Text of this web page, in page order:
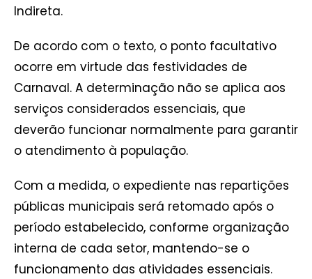
Indireta.
De acordo com o texto, o ponto facultativo
ocorre em virtude das festividades de
Carnaval. A determinação não se aplica aos
serviços considerados essenciais, que
deverão funcionar normalmente para garantir
o atendimento à população.
Com a medida, o expediente nas repartições
públicas municipais será retomado após o
período estabelecido, conforme organização
interna de cada setor, mantendo-se o
funcionamento das atividades essenciais.